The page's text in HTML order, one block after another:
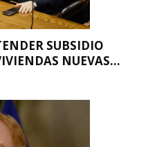
SUBSIDIO
NUEVAS...